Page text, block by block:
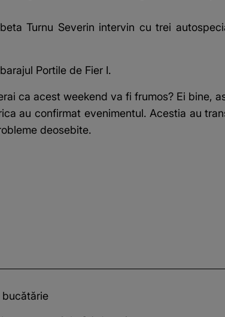
Turnu Severin intervin cu trei
Portile de Fier I.
ca acest weekend va fi frumos? Ei bine,
au confirmat evenimentul. Acestia au
deosebite.